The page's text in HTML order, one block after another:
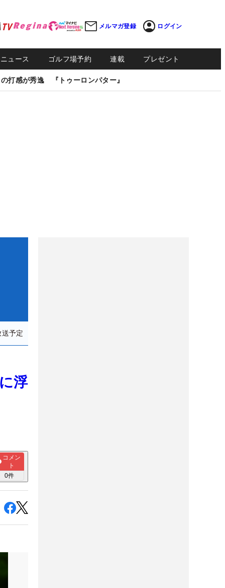
メルマガ登録 ログイン
ュース ゴルフ場予約 連載 プレゼント
打感が秀逸 『トゥーロンパター』
予定
浮
コメン
ト
0件